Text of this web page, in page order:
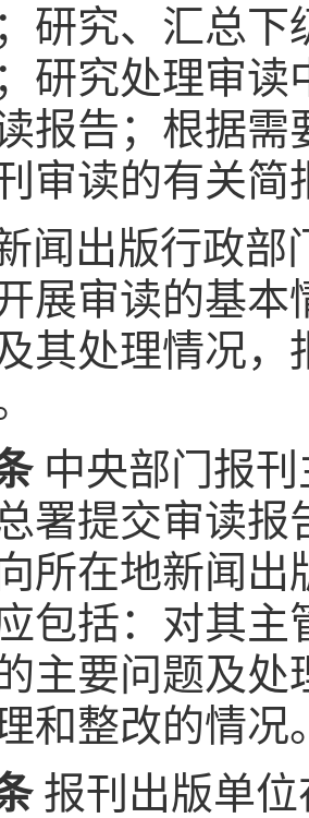
研究、汇总
研究处理审
报告；根据
审读的有关简
闻出版行政部
展审读的基
其处理情况
中央部门报刊
署提交审读
所在地新闻
包括：对其
主要问题及
和整改的情况
报刊出版单位